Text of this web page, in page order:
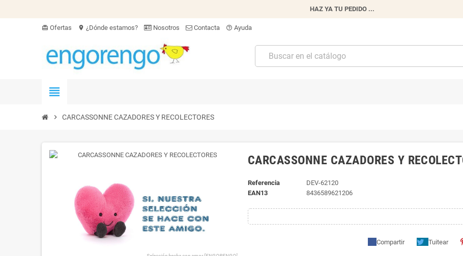
HAZ YA TU PEDIDO ...
card_giftcard Ofertas location_on ¿Dónde estamos? Nosotros Contacta help_outline Ayuda
view_headline
chevron_right CARCASSONNE CAZADORES Y RECOLECTORES
CARCASSONNE CAZADORES Y
Referencia
DEV-62120
EAN13
8436589621206
Compartir Tuitear